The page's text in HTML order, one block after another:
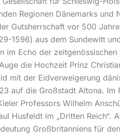
Regionen Dänemarks
Gutsherrschaft vor 500
1596) aus dem Sundewitt
Echo der
die Hochzeit Prinz
mit der Eidverweigerung
auf die Großstadt Altona.
Professors Wilhelm
Husfeldt im „Dritten
Großbritanniens für